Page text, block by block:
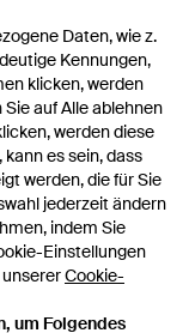
Daten, wie z.
Kennungen,
klicken, werden
auf Alle ablehnen
werden diese
es sein, dass
werden, die für Sie
jederzeit ändern
indem Sie
Einstellungen
Cookie-
um Folgendes
Daten, wie z.
Kennungen,
klicken, werden
auf Alle ablehnen
werden diese
es sein, dass
werden, die für Sie
jederzeit ändern
indem Sie
Einstellungen
Cookie-
um Folgendes
Kordelzug - Natur